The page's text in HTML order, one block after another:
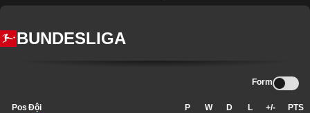
BUNDESLIGA
Form
Pos Đội P W D L +/- PTS